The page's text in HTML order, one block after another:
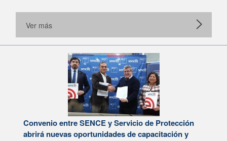
Ver más
Convenio entre SENCE y Servicio de Protección
abrirá nuevas oportunidades de capacitación y